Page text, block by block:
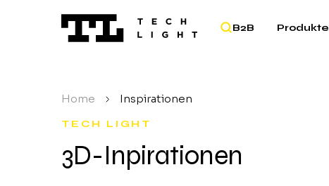
B2B Produkte
Home / Inspirationen
TECH LIGHT
3D-Inpirationen